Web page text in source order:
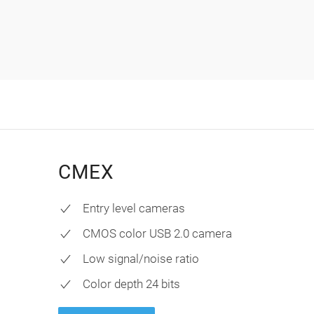
CMEX
Entry level cameras
CMOS color USB 2.0 camera
Low signal/noise ratio
Color depth 24 bits